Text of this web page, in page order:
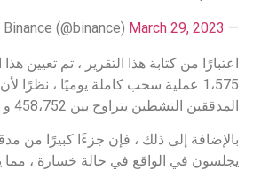
— Binance (@binance)
March 29, 2023
اعتبارًا من كتابة هذا التقرير ، تم تعيين هذا
1،575 عملية سحب كاملة يوميًا ، نظرًا
المدققين النشطين يتراوح بين 458،752 و 524،288.
يجلسون في الواقع في حالة خسارة ، مما